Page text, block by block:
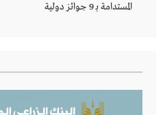
المستدامة بـ 9 جوائز دولية